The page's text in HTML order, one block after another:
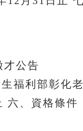
才公告
福利部彰化
六、資格條件